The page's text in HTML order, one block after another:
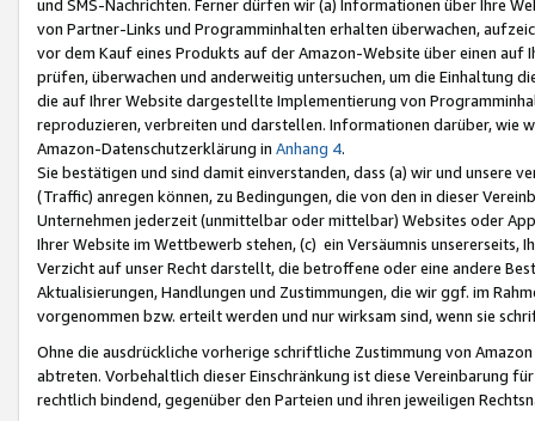
und SMS-Nachrichten. Ferner dürfen wir (a) Informationen über Ihre
von Partner-Links und Programminhalten erhalten überwachen,
vor dem Kauf eines Produkts auf der Amazon-Website über einen
prüfen, überwachen und anderweitig untersuchen, um die Einhaltung
die auf Ihrer Website dargestellte Implementierung von
reproduzieren, verbreiten und darstellen. Informationen darüber, wie
Amazon-Datenschutzerklärung in Anhang 4.
Sie bestätigen und sind damit einverstanden, dass (a) wir und
(Traffic) anregen können, zu Bedingungen, die von den in dieser
Unternehmen jederzeit (unmittelbar oder mittelbar) Websites oder
Ihrer Website im Wettbewerb stehen, (c) ein Versäumnis unsererseits,
Verzicht auf unser Recht darstellt, die betroffene oder eine andere
Aktualisierungen, Handlungen und Zustimmungen, die wir ggf. im
vorgenommen bzw. erteilt werden und nur wirksam sind, wenn sie
Ohne die ausdrückliche vorherige schriftliche Zustimmung von
abtreten. Vorbehaltlich dieser Einschränkung ist diese Vereinbarung
rechtlich bindend, gegenüber den Parteien und ihren jeweiligen